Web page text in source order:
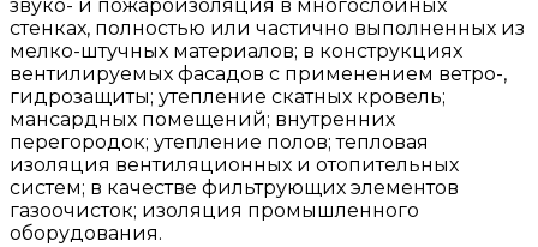
звуко- и пожароизоляция в многослойных
стенках, полностью или частично выполненных из
мелко-штучных материалов; в конструкциях
вентилируемых фасадов с применением ветро-,
гидрозащиты; утепление скатных кровель;
мансардных помещений; внутренних
перегородок; утепление полов; тепловая
изоляция вентиляционных и отопительных
систем; в качестве фильтрующих элементов
газоочисток; изоляция промышленного
оборудования.